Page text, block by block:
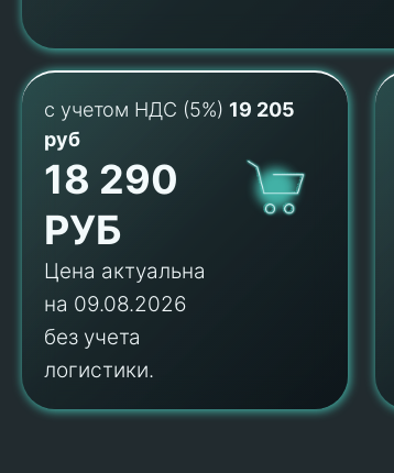
с учетом НДС (5%) 19 205
руб
18 290
РУБ
Цена актуальна
на 09.08.2026
без учета
логистики.